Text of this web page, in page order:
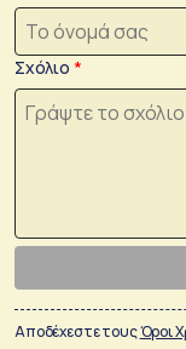
Σχόλιο
Αποδέχεστε τουςΌροι